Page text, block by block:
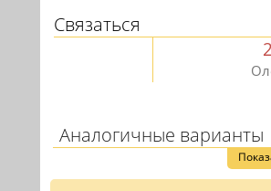
Связаться
Аналогичные варианты